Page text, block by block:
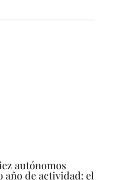
autónomos
año de actividad: el